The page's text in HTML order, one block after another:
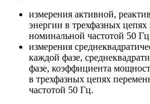
измерения активной,
энергии в трехфазных цепях
номинальной частотой 50
измерения
каждой фазе,
фазе, коэффициента
в трехфазных цепях
частотой 50 Гц.